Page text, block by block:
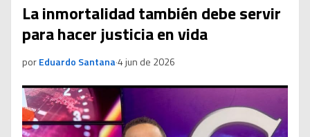
La inmortalidad también debe servir
para hacer justicia en vida
porEduardo Santana·4 jun de 2026